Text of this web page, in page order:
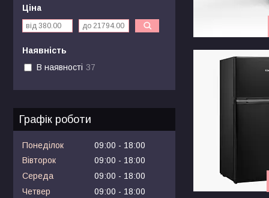
Ціна
Наявність
В наявності 37
Графік роботи
Понеділок 09:00
18:00
Вівторок
09:00
18:00
Середа
09:00
18:00
Четвер
09:00
18:00